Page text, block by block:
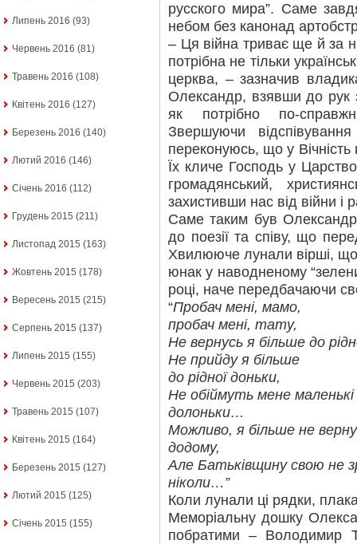
Липень 2016 (93)
Червень 2016 (81)
Травень 2016 (108)
Квітень 2016 (127)
Березень 2016 (140)
Лютий 2016 (146)
Січень 2016 (112)
Грудень 2015 (211)
Листопад 2015 (163)
Жовтень 2015 (178)
Вересень 2015 (215)
Серпень 2015 (137)
Липень 2015 (155)
Червень 2015 (203)
Травень 2015 (107)
Квітень 2015 (164)
Березень 2015 (127)
Лютий 2015 (125)
Січень 2015 (155)
русского мира”. Саме
небом без канонад
– Ця війна триває ще й за
потрібна не тільки
церква, – зазначив
Олександр, взявши до рук
як потрібно по-
Звершуючи
переконуюсь, що у
Їх кличе Господь у
громадянський,
захистивши нас від війни і
Саме таким був
до поезії та співу, що
Хвилююче лунали вірші,
юнак у наводненому
році, наче передбачаючи
“Пробач мені, мамо,
пробач мені, тату,
Не вернусь я більше до
Не прийду я більше
до рідної доньки,
Не обіймуть мене маленькі
долоньки…
Можливо, я більше не
додому,
Але Батьківщину свою не
ніколи…”
Коли лунали ці рядки,
Меморіальну дошку
побратими – Володимир